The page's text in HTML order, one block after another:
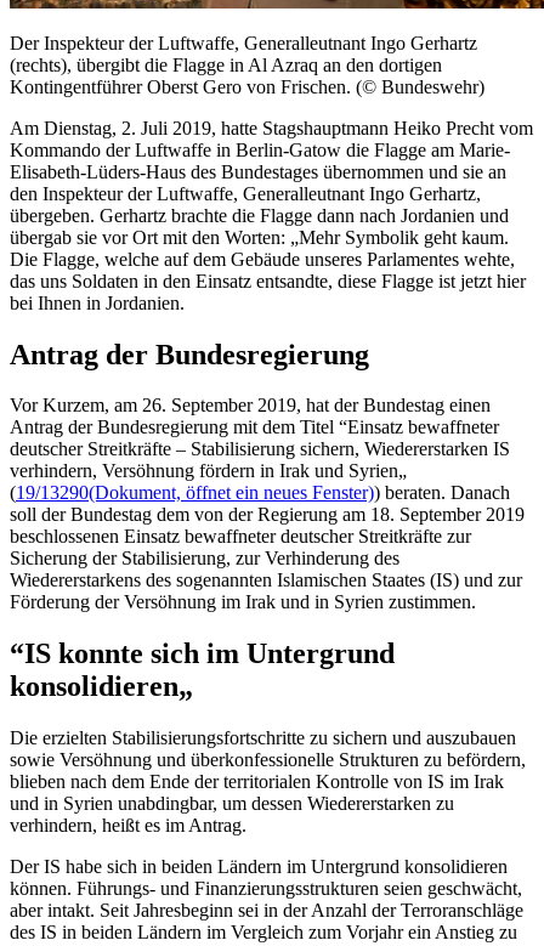
Der Inspekteur der Luftwaffe, Generalleutnant Ingo Gerhartz
(rechts), übergibt die Flagge in Al Azraq an den dortigen
Kontingentführer Oberst Gero von Frischen. (© Bundeswehr)
Am Dienstag, 2. Juli 2019, hatte Stagshauptmann Heiko Precht vom
Kommando der Luftwaffe in Berlin-Gatow die Flagge am Marie-
Elisabeth-Lüders-Haus des Bundestages übernommen und sie an
den Inspekteur der Luftwaffe, Generalleutnant Ingo Gerhartz,
übergeben. Gerhartz brachte die Flagge dann nach Jordanien und
übergab sie vor Ort mit den Worten: „Mehr Symbolik geht kaum.
Die Flagge, welche auf dem Gebäude unseres Parlamentes wehte,
das uns Soldaten in den Einsatz entsandte, diese Flagge ist jetzt hier
bei Ihnen in Jordanien.
Antrag der Bundesregierung
Vor Kurzem, am 26. September 2019, hat der Bundestag einen
Antrag der Bundesregierung mit dem Titel “Einsatz bewaffneter
deutscher Streitkräfte – Stabilisierung sichern, Wiedererstarken IS
verhindern, Versöhnung fördern in Irak und Syrien„
(19/13290(Dokument, öffnet ein neues Fenster)) beraten. Danach
soll der Bundestag dem von der Regierung am 18. September 2019
beschlossenen Einsatz bewaffneter deutscher Streitkräfte zur
Sicherung der Stabilisierung, zur Verhinderung des
Wiedererstarkens des sogenannten Islamischen Staates (IS) und zur
Förderung der Versöhnung im Irak und in Syrien zustimmen.
“IS konnte sich im Untergrund
konsolidieren„
Die erzielten Stabilisierungsfortschritte zu sichern und auszubauen
sowie Versöhnung und überkonfessionelle Strukturen zu befördern,
blieben nach dem Ende der territorialen Kontrolle von IS im Irak
und in Syrien unabdingbar, um dessen Wiedererstarken zu
verhindern, heißt es im Antrag.
Der IS habe sich in beiden Ländern im Untergrund konsolidieren
können. Führungs- und Finanzierungsstrukturen seien geschwächt,
aber intakt. Seit Jahresbeginn sei in der Anzahl der Terroranschläge
des IS in beiden Ländern im Vergleich zum Vorjahr ein Anstieg zu